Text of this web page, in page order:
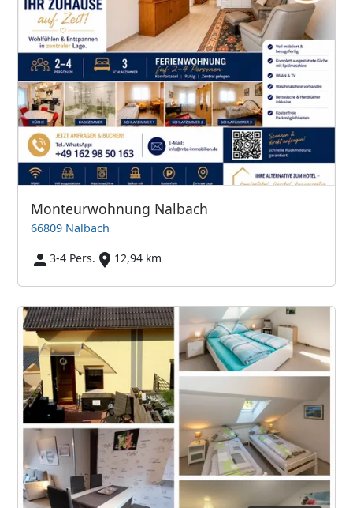
Monteurwohnung Nalbach
66809 Nalbach
3-4 Pers.
12,94 km